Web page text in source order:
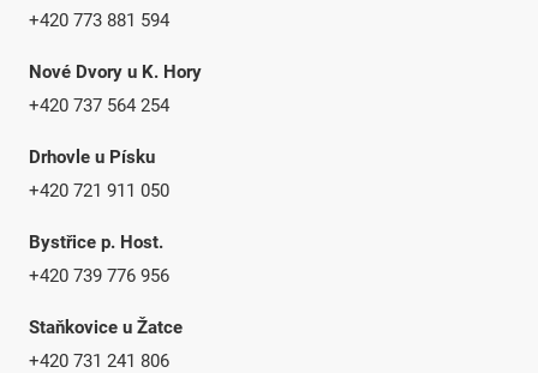
+420 773 881 594
Nové Dvory u K. Hory
+420 737 564 254
Drhovle u Písku
+420 721 911 050
Bystřice p. Host.
+420 739 776 956
Staňkovice u Žatce
+420 731 241 806